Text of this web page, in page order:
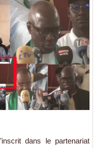
dans le partenariat